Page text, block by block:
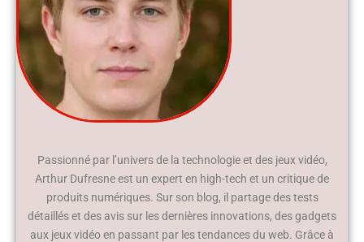
Passionné par l’univers de la technologie et des jeux vidéo,
Arthur Dufresne est un expert en high-tech et un critique de
produits numériques. Sur son blog, il partage des tests
détaillés et des avis sur les dernières innovations, des gadgets
aux jeux vidéo en passant par les tendances du web. Grâce à